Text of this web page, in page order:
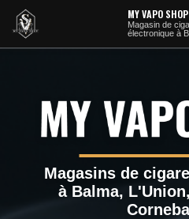
contenu
principal
MY VAPO SHOP
Magasin de cigarette
électronique à
Magasins de
à Balma,